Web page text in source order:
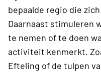
bepaalde regio die
Daarnaast stimuleren
te nemen of te doen
activiteit kenmerkt.
Efteling of de tulpen